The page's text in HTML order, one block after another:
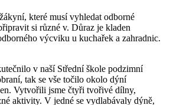
které musí vyhledat odborné
si různé v. Důraz je kladen
výcviku u kuchařek a zahradnic.
v naší Střední škole podzimní
tak se vše točilo okolo dýní
Vytvořili jsme čtyři tvořivé dílny,
aktivity. V jedné se vydlabávaly dýně,